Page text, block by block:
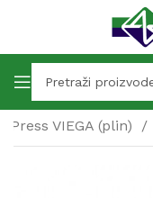
Press VIEGA (plin)